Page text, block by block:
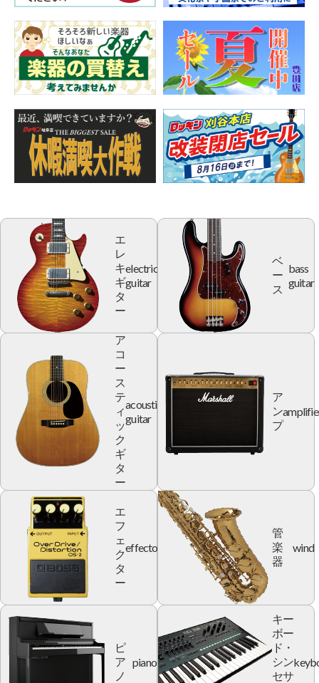
エ
レ
キ
ギ
タ
ー
electric
guitar
ベ
ー
ス
bass
guitar
ア
コ
ー
ス
テ
ィ
ッ
ク
ギ
タ
ー
acoustic
guitar
ア
ン
プ
エ
フ
ェ
ク
タ
ー
effector
管
楽
器
wind
ピ
ア
ノ
piano
キー
ボー
ド・
シン
セサ